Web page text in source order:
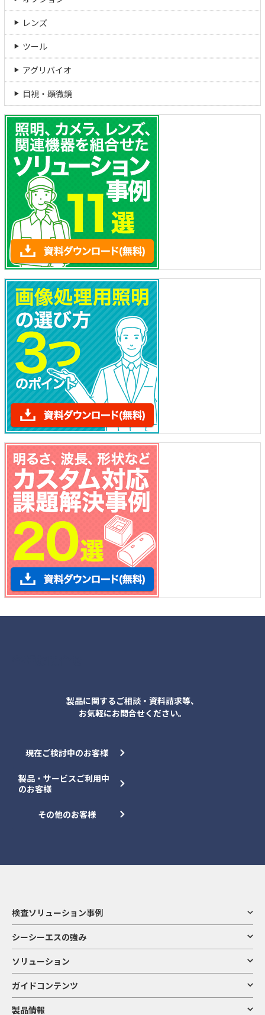
レンズ
ツール
アグリバイオ
目視・顕微鏡
製品に関するご相談・資料請求等、
お気軽にお問合せください。
現在ご検討中のお客様
製品・サービスご利用中
のお客様
その他のお客様
検査ソリューション事例
シーシーエスの強み
ソリューション
ガイドコンテンツ
製品情報